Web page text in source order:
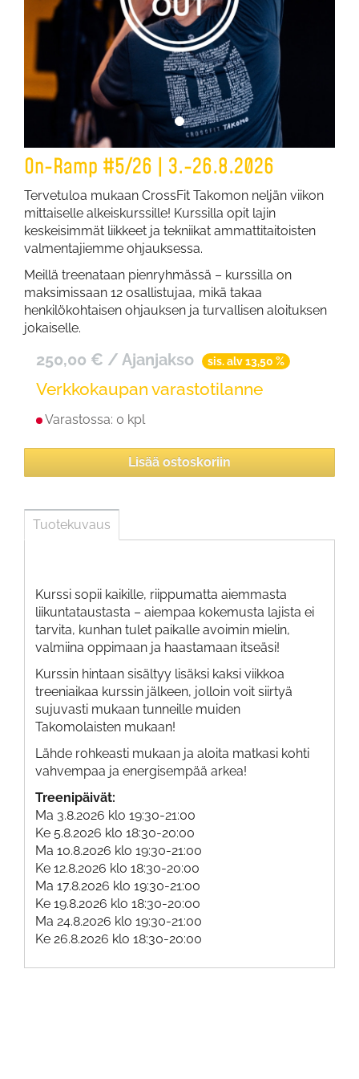
On-Ramp #5/26 | 3.-26.8.2026
Tervetuloa mukaan CrossFit Takomon neljän viikon
mittaiselle alkeiskurssille! Kurssilla opit lajin
keskeisimmät liikkeet ja tekniikat ammattitaitoisten
valmentajiemme ohjauksessa.
Meillä treenataan pienryhmässä – kurssilla on
maksimissaan 12 osallistujaa, mikä takaa
henkilökohtaisen ohjauksen ja turvallisen aloituksen
jokaiselle.
250,00 € / Ajanjakso sis. alv 13,50 %
Verkkokaupan varastotilanne
Varastossa: 0 kpl
Lisää ostoskoriin
Tuotekuvaus
Kurssi sopii kaikille, riippumatta aiemmasta
liikuntataustasta – aiempaa kokemusta lajista ei
tarvita, kunhan tulet paikalle avoimin mielin,
valmiina oppimaan ja haastamaan itseäsi!
Kurssin hintaan sisältyy lisäksi kaksi viikkoa
treeniaikaa kurssin jälkeen, jolloin voit siirtyä
sujuvasti mukaan tunneille muiden
Takomolaisten mukaan!
Lähde rohkeasti mukaan ja aloita matkasi kohti
vahvempaa ja energisempää arkea!
Treenipäivät:
Ma 3.8.2026 klo 19:30-21:00
Ke 5.8.2026 klo 18:30-20:00
Ma 10.8.2026 klo 19:30-21:00
Ke 12.8.2026 klo 18:30-20:00
Ma 17.8.2026 klo 19:30-21:00
Ke 19.8.2026 klo 18:30-20:00
Ma 24.8.2026 klo 19:30-21:00
Ke 26.8.2026 klo 18:30-20:00